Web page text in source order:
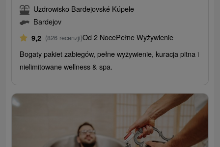
Uzdrowisko Bardejovské Kúpele
Bardejov
9,2 (826 recenzji)Od 2 NocePełne Wyżywienie
Bogaty pakiet zabiegów, pełne wyżywienie, kuracja pitna i
nielimitowane wellness & spa.